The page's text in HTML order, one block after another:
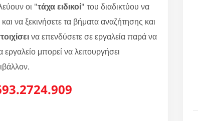
οι "τάχα ειδικοί" του διαδικτύου να
να ξεκινήσετε τα βήματα αναζήτησης και
να επενδύσετε σε εργαλεία παρά να
εργαλείο μπορεί να λειτουργήσει